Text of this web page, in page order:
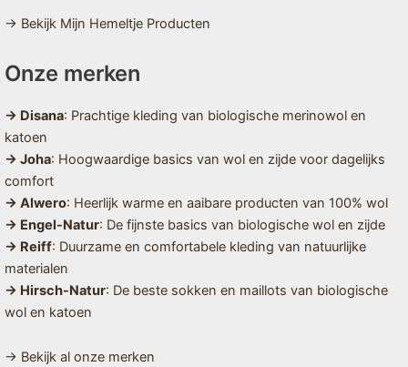
→ Bekijk Mijn Hemeltje Producten
Onze merken
→ Disana: Prachtige kleding van biologische merinowol en
katoen
→ Joha: Hoogwaardige basics van wol en zijde voor dagelijks
comfort
→ Alwero: Heerlijk warme en aaibare producten van 100% wol
→ Engel-Natur: De fijnste basics van biologische wol en zijde
→ Reiff: Duurzame en comfortabele kleding van natuurlijke
materialen
→ Hirsch-Natur: De beste sokken en maillots van biologische
wol en katoen
→ Bekijk al onze merken